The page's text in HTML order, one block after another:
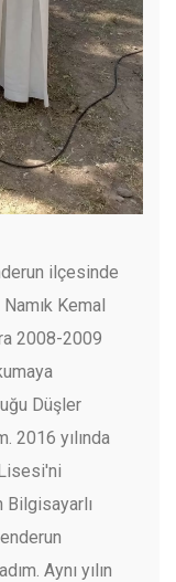
ilçesinde
Kemal
2008-2009
Düşler
2016 yılında
Bilgisayarlı
Aynı yılın